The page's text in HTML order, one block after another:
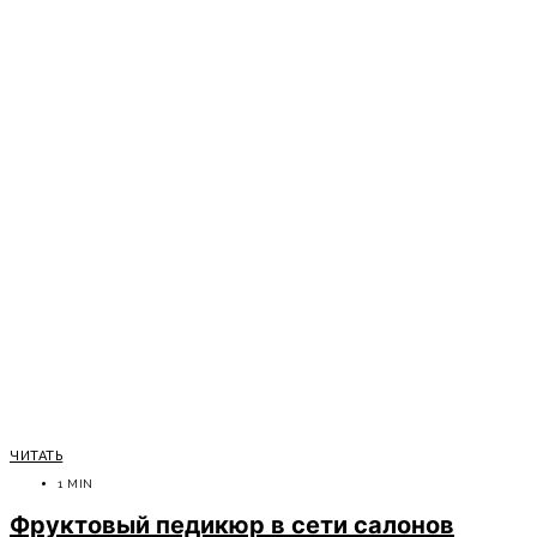
ЧИТАТЬ
1 MIN
Фруктовый педикюр в сети салонов